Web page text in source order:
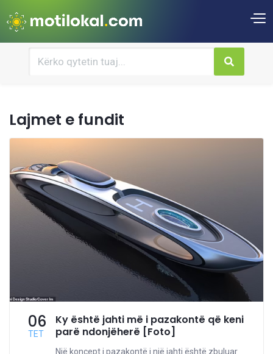
Lajmet e fundit
06
TET
Ky është jahti më i pazakontë që keni
parë ndonjëherë [Foto]
Një koncept i pazakontë i një jahti është zbuluar